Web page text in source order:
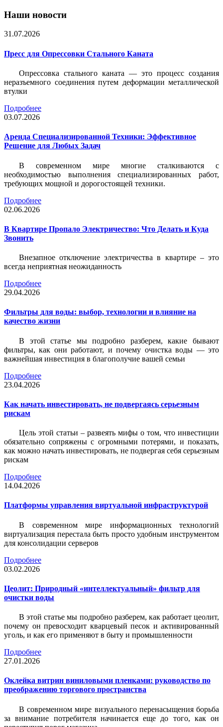
Наши новости
31.07.2026
Пресс для Опрессовки Стального Каната
Опрессовка стального каната — это процесс создания
неразъемного соединения путем деформации металлической
втулки
Подробнее
03.07.2026
Аренда Специализированной Техники: Эффективное
Решение для Любых Задач
В современном мире многие сталкиваются с
необходимостью выполнения специализированных работ,
требующих мощной и дорогостоящей техники.
Подробнее
02.06.2026
В Квартире Пропало Электричество: Что Делать и Куда
Звонить
Внезапное отключение электричества в квартире – это
всегда неприятная неожиданность
Подробнее
29.04.2026
Фильтры для воды: выбор, технологии и влияние на
качество жизни
В этой статье мы подробно разберем, какие бывают
фильтры, как они работают, и почему очистка воды — это
важнейшая инвестиция в благополучие вашей семьи
Подробнее
23.04.2026
Как начать инвестировать, не подвергаясь серьезным
рискам
Цель этой статьи – развеять мифы о том, что инвестиции
обязательно сопряжены с огромными потерями, и показать,
как можно начать инвестировать, не подвергая себя серьезным
рискам
Подробнее
14.04.2026
Платформы управления виртуальной инфраструктурой
В современном мире информационных технологий
виртуализация перестала быть просто удобным инструментом
для консолидации серверов
Подробнее
03.02.2026
Цеолит: Природный «интеллектуальный» фильтр для
очистки воды
В этой статье мы подробно разберем, как работает цеолит,
почему он превосходит кварцевый песок и активированный
уголь, и как его применяют в быту и промышленности
Подробнее
27.01.2026
Оклейка витрин виниловыми пленками: руководство по
преображению торгового пространства
В современном мире визуального перенасыщения борьба
за внимание потребителя начинается еще до того, как он